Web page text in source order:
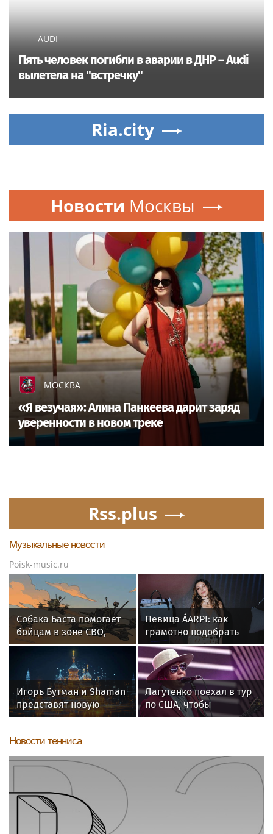
AUDI
Пять человек погибли в аварии в ДНР – Audi
вылетела на "встречку"
Ria.city
Новости Москвы
МОСКВА
«Я везучая»: Алина Панкеева дарит заряд
уверенности в новом треке
Rss.plus
Музыкальные новости
Poisk-music.ru
Собака Баста помогает
бойцам в зоне СВО,
предупреждая о дронах
Певица ÁARPI: как
грамотно подобрать
гардероб для
выступлений
Игорь Бутман и Shaman
представят новую
премьеру 27 октября
Лагутенко поехал в тур
по США, чтобы
наскрести на
Новости тенниса